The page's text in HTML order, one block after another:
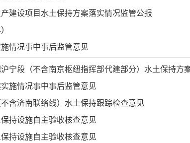
建设项目水土保持方案落实情况监管公报
情况事中事后监管意见
宁段（不含南京枢纽指挥部代建部分）水土保持方
施情况事中事后监管意见
含济南联络线）水土保持跟踪检查意见
持设施自主验收核查意见
持设施自主验收核查意见